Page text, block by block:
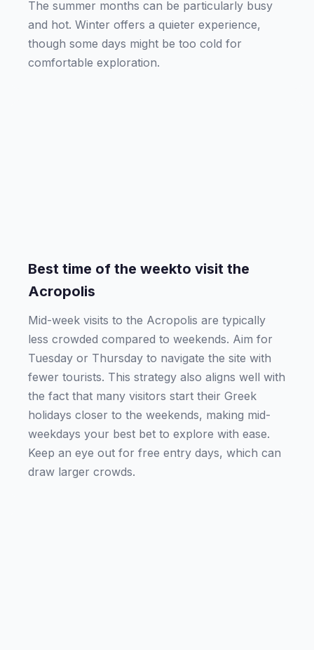
The summer months can be particularly busy
and hot. Winter offers a quieter experience,
though some days might be too cold for
comfortable exploration.
Best time of the weekto visit the
Acropolis
Mid-week visits to the Acropolis are typically
less crowded compared to weekends. Aim for
Tuesday or Thursday to navigate the site with
fewer tourists. This strategy also aligns well with
the fact that many visitors start their Greek
holidays closer to the weekends, making mid-
weekdays your best bet to explore with ease.
Keep an eye out for free entry days, which can
draw larger crowds.